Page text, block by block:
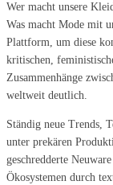
Wer macht unsere
Was macht Mode mit
Plattform, um diese
kritischen,
Zusammenhänge
weltweit deutlich.
Ständig neue Trends,
unter prekären
geschredderte
Ökosystemen durch